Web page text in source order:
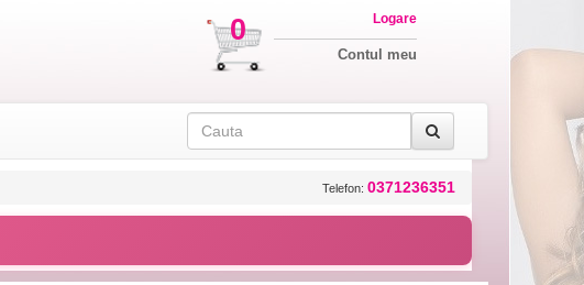
0 Logare
Contul meu
Telefon: 0371236351